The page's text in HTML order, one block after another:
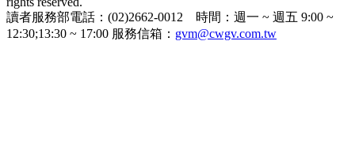
讀者服務部電話：(02)2662-0012 時間：週一 ~ 週五 9:00 ~
12:30;13:30 ~ 17:00 服務信箱： gvm@cwgv.com.tw